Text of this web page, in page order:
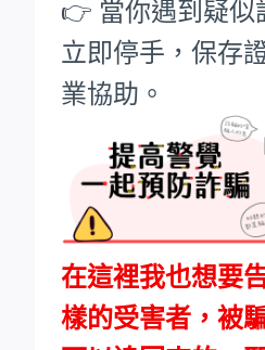
👉 當你遇到疑似
立即停手，保存
業協助。
在這裡我也想要
樣的受害者，被